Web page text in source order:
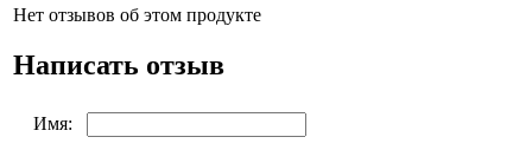
Нет отзывов об этом продукте
Написать отзыв
Имя: